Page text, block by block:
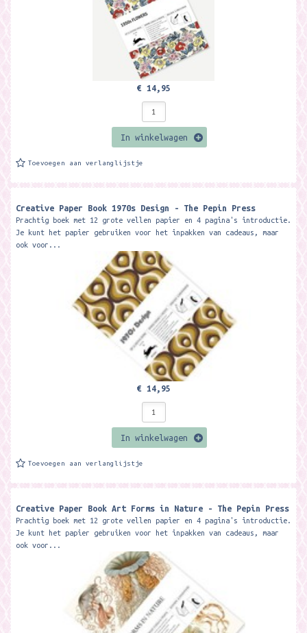
€ 14,95
In winkelwagen
Toevoegen aan verlanglijstje
Creative Paper Book 1970s Design - The Pepin Press
Prachtig boek met 12 grote vellen papier en 4 pagina's introductie.
Je kunt het papier gebruiken voor het inpakken van cadeaus, maar
ook voor...
€ 14,95
In winkelwagen
Toevoegen aan verlanglijstje
Creative Paper Book Art Forms in Nature - The Pepin Press
Prachtig boek met 12 grote vellen papier en 4 pagina's introductie.
Je kunt het papier gebruiken voor het inpakken van cadeaus, maar
ook voor...